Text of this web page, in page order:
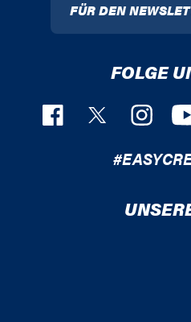
FÜR DEN
FOLGE